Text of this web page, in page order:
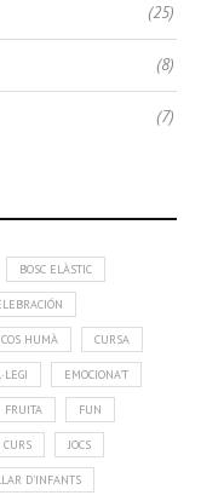
(25)
(8)
(7)
BOSC ELÀSTIC
COS HUMÀ CURSA
EMOCIONA'T
FRUITA FUN
JOCS
D'INFANTS